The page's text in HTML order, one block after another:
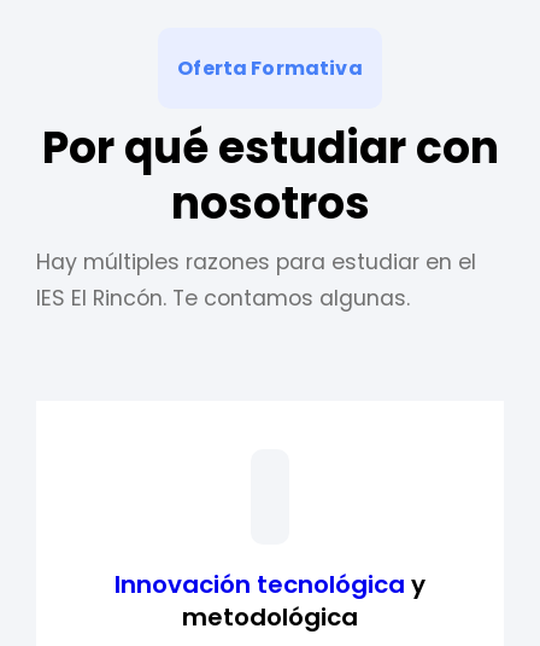
Oferta Formativa
Por qué estudiar con
nosotros
Hay múltiples razones para estudiar en el
IES El Rincón. Te contamos algunas.
Innovación tecnológica y
metodológica